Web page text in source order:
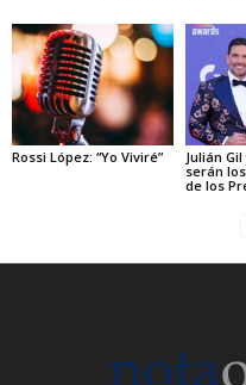
Rossi López: “Yo Viviré”
Julián
serán
de los